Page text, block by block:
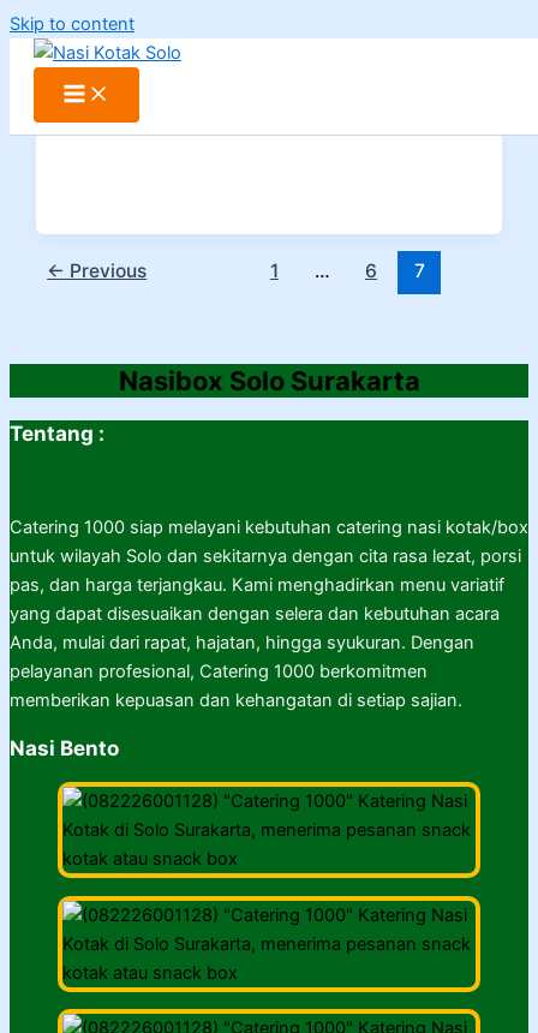
Skip to content
← Previous 1 … 6 7
Nasibox Solo Surakarta
Tentang :
Catering 1000 siap melayani kebutuhan catering nasi kotak/box
untuk wilayah Solo dan sekitarnya dengan cita rasa lezat, porsi
pas, dan harga terjangkau. Kami menghadirkan menu variatif
yang dapat disesuaikan dengan selera dan kebutuhan acara
Anda, mulai dari rapat, hajatan, hingga syukuran. Dengan
pelayanan profesional, Catering 1000 berkomitmen
memberikan kepuasan dan kehangatan di setiap sajian.
Nasi Bento